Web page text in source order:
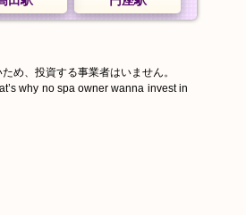
め、投資する事業者はいません。
why no spa owner wanna invest in